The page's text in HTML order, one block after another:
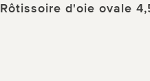
Rôtissoire d'oie ovale